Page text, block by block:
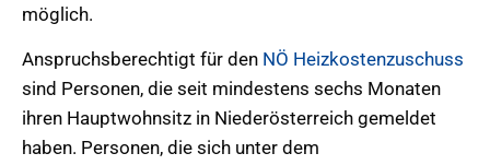
möglich.
Anspruchsberechtigt für den NÖ Heizkostenzuschuss
sind Personen, die seit mindestens sechs Monaten
ihren Hauptwohnsitz in Niederösterreich gemeldet
haben. Personen, die sich unter dem